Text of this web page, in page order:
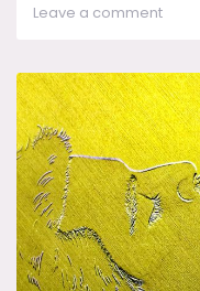
Leave a commenton
Elton
and
the
John